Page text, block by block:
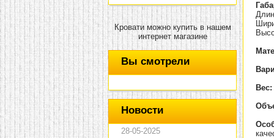
Кровати можно купить в нашем
интернет магазине
Вы смотрели
Новости
28-05-2025
Вес: